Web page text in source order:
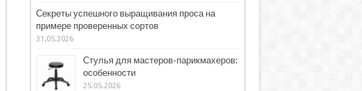
Секреты успешного выращивания проса на
примере проверенных сортов
31.05.2026
Стулья для мастеров-парикмахеров:
особенности
25.05.2026